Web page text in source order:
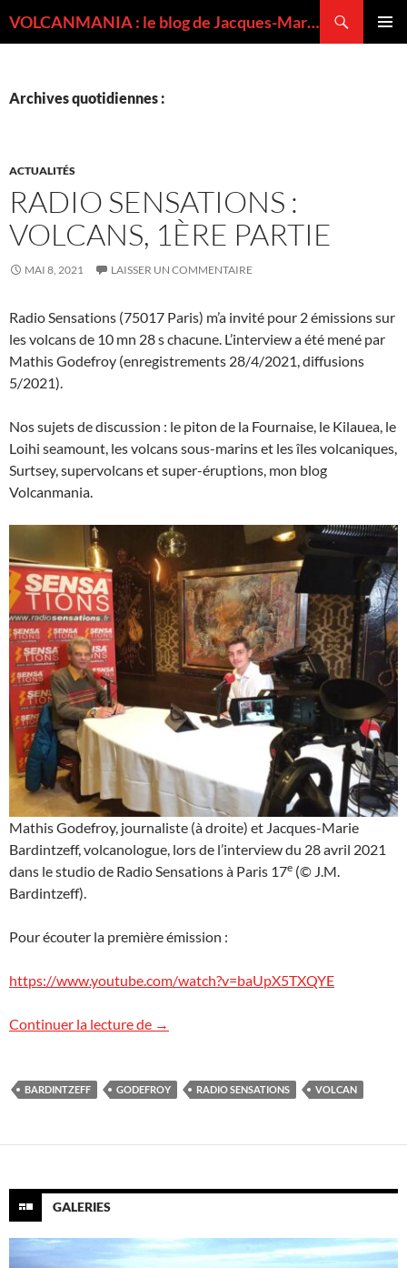
VOLCANMANIA : le blog de Jacques-Marie BARDINTZEFF, volcanologue
Archives quotidiennes :
ACTUALITÉS
RADIO SENSATIONS :
VOLCANS, 1ÈRE PARTIE
MAI 8, 2021 LAISSER UN COMMENTAIRE
Radio Sensations (75017 Paris) m’a invité pour 2 émissions sur
les volcans de 10 mn 28 s chacune. L’interview a été mené par
Mathis Godefroy (enregistrements 28/4/2021, diffusions
5/2021).
Nos sujets de discussion : le piton de la Fournaise, le Kilauea, le
Loihi seamount, les volcans sous-marins et les îles volcaniques,
Surtsey, supervolcans et super-éruptions, mon blog
Volcanmania.
Mathis Godefroy, journaliste (à droite) et Jacques-Marie
Bardintzeff, volcanologue, lors de l’interview du 28 avril 2021
dans le studio de Radio Sensations à Paris 17e (© J.M.
Bardintzeff).
Pour écouter la première émission :
https://www.youtube.com/watch?v=baUpX5TXQYE
Continuer la lecture de Radio Sensations : volcans, 1ère partie
→
BARDINTZEFF GODEFROY RADIO SENSATIONS VOLCAN
GALERIES